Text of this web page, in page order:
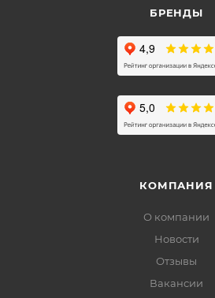
БРЕНДЫ
КОМПАНИЯ
О компании
Новости
Отзывы
Вакансии